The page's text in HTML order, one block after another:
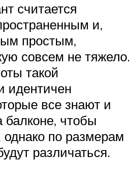
считается
и,
простым,
совсем не тяжело.
такой
идентичен
все знают и
балконе, чтобы
по размерам
различаться.